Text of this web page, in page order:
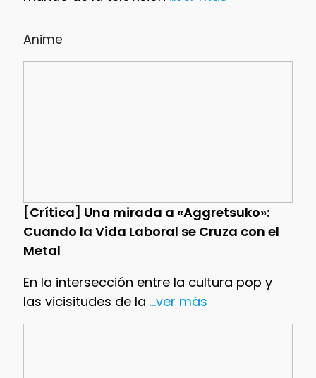
Anime
[Crítica] Una mirada a «Aggretsuko»:
Cuando la Vida Laboral se Cruza con el
Metal
En la intersección entre la cultura pop y
las vicisitudes de la ...ver más